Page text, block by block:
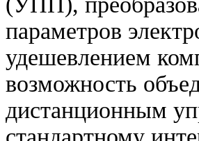
параметров
удешевлением
возможность
дистанционным